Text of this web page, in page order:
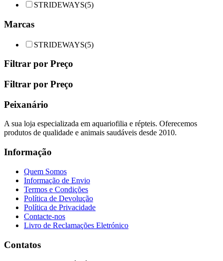
STRIDEWAYS(5)
Marcas
STRIDEWAYS(5)
Filtrar por Preço
Filtrar por Preço
Peixanário
A sua loja especializada em aquariofilia e répteis. Oferecemos
produtos de qualidade e animais saudáveis desde 2010.
Informação
Quem Somos
Informação de Envio
Termos e Condições
Política de Devolução
Política de Privacidade
Contacte-nos
Livro de Reclamações Eletrónico
Contatos